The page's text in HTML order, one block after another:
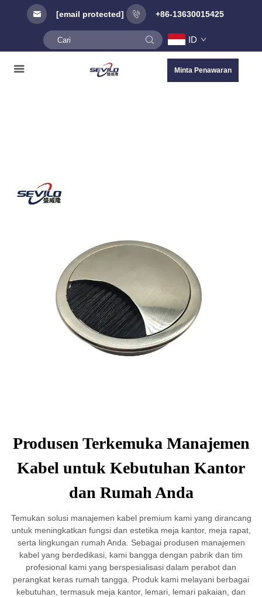
[email protected] +86-13630015425
ID
Minta Penawaran
Produsen Terkemuka Manajemen
Kabel untuk Kebutuhan Kantor
dan Rumah Anda
Temukan solusi manajemen kabel premium kami yang dirancang
untuk meningkatkan fungsi dan estetika meja kantor, meja rapat,
serta lingkungan rumah Anda. Sebagai produsen manajemen
kabel yang berdedikasi, kami bangga dengan pabrik dan tim
profesional kami yang berspesialisasi dalam perabot dan
perangkat keras rumah tangga. Produk kami melayani berbagai
kebutuhan, termasuk meja kantor, lemari, lemari pakaian, dan